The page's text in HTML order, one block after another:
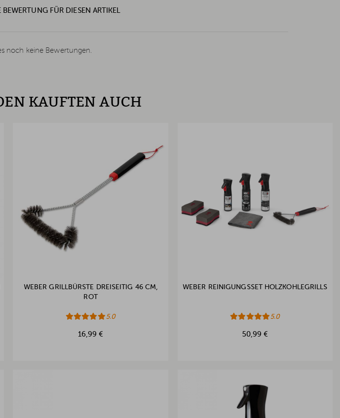
FÜR DIESEN ARTIKEL
noch keine Bewertungen.
KAUFTEN AUCH
WEBER GRILLBÜRSTE DREISEITIG 46 CM,
ROT
5.0
16,99 €
WEBER REINIGUNGSSET HOLZKOHLEGRILLS
5.0
50,99 €